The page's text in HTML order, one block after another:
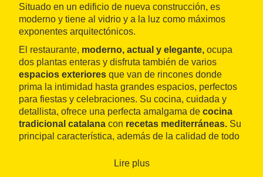
Situado en un edificio de nueva construcción, es
moderno y tiene al vidrio y a la luz como máximos
exponentes arquitectónicos.
El restaurante, moderno, actual y elegante, ocupa
dos plantas enteras y disfruta también de varios
espacios exteriores que van de rincones donde
prima la intimidad hasta grandes espacios, perfectos
para fiestas y celebraciones. Su cocina, cuidada y
detallista, ofrece una perfecta amalgama de cocina
tradicional catalana con recetas mediterráneas. Su
principal característica, además de la calidad de todo
platos son aptos para celíacos.
Lire plus